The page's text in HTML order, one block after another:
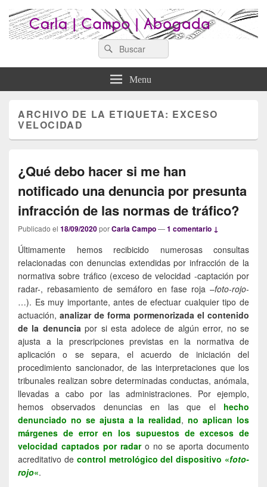
Abogados Lugo : Carla Campo
Abogada
Search
for:
Menu
ARCHIVO DE LA ETIQUETA: EXCESO
VELOCIDAD
¿Qué debo hacer si me han
notificado una denuncia por presunta
infracción de las normas de tráfico?
Publicado el 18/09/2020porCarla Campo—1 comentario ↓
Últimamente hemos recibicido numerosas consultas
relacionadas con denuncias extendidas por infracción de la
normativa sobre tráfico (exceso de velocidad -captación por
radar-, rebasamiento de semáforo en fase roja –foto-rojo-
…). Es muy importante, antes de efectuar cualquier tipo de
actuación, analizar de forma pormenorizada el contenido
de la denuncia por si esta adolece de algún error, no se
ajusta a la prescripciones previstas en la normativa de
aplicación o se separa, el acuerdo de iniciación del
procedimiento sancionador, de las interpretaciones que los
tribunales realizan sobre determinadas conductas, anómala,
llevadas a cabo por las administraciones. Por ejemplo,
hemos observados denuncias en las que el hecho
denunciado no se ajusta a la realidad,no aplican los
márgenes de error en los supuestos de excesos de
velocidad captados por radaro no se aporta documento
acreditativo de control metrológico del dispositivo «foto-
rojo«.